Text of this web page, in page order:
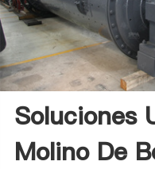
Soluciones
Molino De